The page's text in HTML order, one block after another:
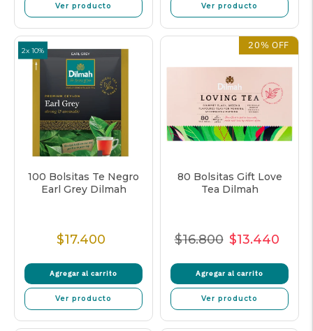
Ver producto Ver producto
2x 10%
100 Bolsitas Te Negro
Earl Grey Dilmah
Precio
$17.400
Agregar al carrito
Ver producto
20% OFF
80 Bolsitas Gift Love
Tea Dilmah
Precio
$16.800 Precio
venta
$13.440
Agregar al carrito
Ver producto